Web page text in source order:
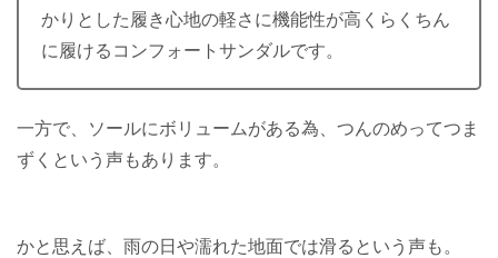
かりとした履き心地の軽さに機能性が高くらくちん
に履けるコンフォートサンダルです。
一方で、ソールにボリュームがある為、つんのめってつま
ずくという声もあります。
かと思えば、雨の日や濡れた地面では滑るという声も。